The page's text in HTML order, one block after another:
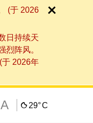
(于 2026
日持续天
烈阵风。
2026年
A 29°C